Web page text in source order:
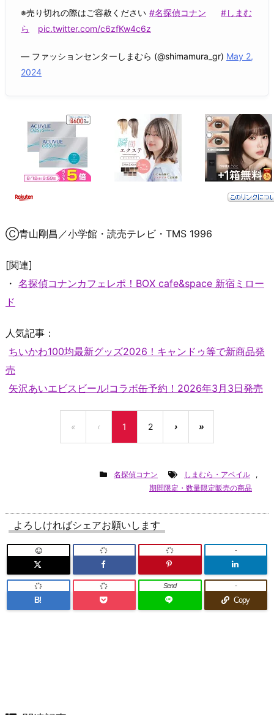
※売り切れの際はご容赦ください #名探偵コナン
#しまむ
ら
pic.twitter.com/c6zfKw4c6z
— ファッションセンターしまむら (@shimamura_gr) May 2,
2024
Ⓒ青山剛昌／小学館・読売テレビ・TMS 1996
[関連]
・ 名探偵コナンカフェレポ！BOX cafe&space 新宿ミロー
ド
人気記事：
ちいかわ100均最新グッズ2026！キャンドゥ等で新商品発
売
矢沢あいエビスビール!コラボ缶予約！2026年3月3日発売
« ‹ 1 2 › »
名探偵コナン しまむら・アベイル
,
期間限定・数量限定販売の商品
よろしければシェアお願いします
-
B!
Send
Copy
-